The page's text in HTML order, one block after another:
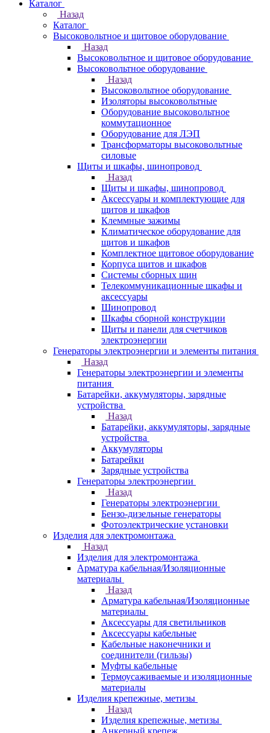
Каталог
Назад
Каталог
Высоковольтное и щитовое оборудование
Назад
Высоковольтное и щитовое оборудование
Высоковольтное оборудование
Назад
Высоковольтное оборудование
Изоляторы высоковольтные
Оборудование высоковольтное
коммутационное
Оборудование для ЛЭП
Трансформаторы высоковольтные
силовые
Щиты и шкафы, шинопровод
Назад
Щиты и шкафы, шинопровод
Аксессуары и комплектующие для
щитов и шкафов
Клеммные зажимы
Климатическое оборудование для
щитов и шкафов
Комплектное щитовое оборудование
Корпуса щитов и шкафов
Системы сборных шин
Телекоммуникационные шкафы и
аксессуары
Шинопровод
Шкафы сборной конструкции
Щиты и панели для счетчиков
электроэнергии
Генераторы электроэнергии и элементы питания
Назад
Генераторы электроэнергии и элементы
питания
Батарейки, аккумуляторы, зарядные
устройства
Назад
Батарейки, аккумуляторы, зарядные
устройства
Аккумуляторы
Батарейки
Зарядные устройства
Генераторы электроэнергии
Назад
Генераторы электроэнергии
Бензо-дизельные генераторы
Фотоэлектрические установки
Изделия для электромонтажа
Назад
Изделия для электромонтажа
Арматура кабельная/Изоляционные
материалы
Назад
Арматура кабельная/Изоляционные
материалы
Аксессуары для светильников
Аксессуары кабельные
Кабельные наконечники и
соединители (гильзы)
Муфты кабельные
Термоусаживаемые и изоляционные
материалы
Изделия крепежные, метизы
Назад
Изделия крепежные, метизы
Анкерный крепеж